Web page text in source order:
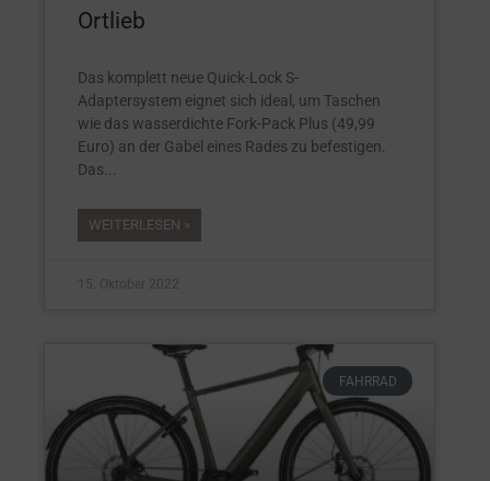
Ortlieb
Das komplett neue Quick-Lock S-
Adaptersystem eignet sich ideal, um Taschen
wie das wasserdichte Fork-Pack Plus (49,99
Euro) an der Gabel eines Rades zu befestigen.
Das
WEITERLESEN »
15. Oktober 2022
FAHRRAD